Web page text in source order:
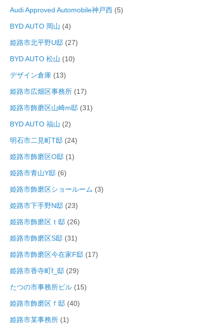
Audi Approved Automobile神戸西 (5)
BYD AUTO 岡山 (4)
姫路市北平野U邸 (27)
BYD AUTO 松山 (10)
デザイン倉庫 (13)
姫路市広畑区事務所 (17)
姫路市飾磨区山崎m邸 (31)
BYD AUTO 福山 (2)
明石市二見町T邸 (24)
姫路市飾磨区O邸 (1)
姫路市青山Y邸 (6)
姫路市飾磨区ショールーム (3)
姫路市下手野N邸 (23)
姫路市飾磨区ｔ邸 (26)
姫路市飾磨区S邸 (31)
姫路市飾磨区今在家F邸 (17)
姫路市香寺町f_邸 (29)
たつの市事務所ビル (15)
姫路市飾磨区ｆ邸 (40)
姫路市某事務所 (1)